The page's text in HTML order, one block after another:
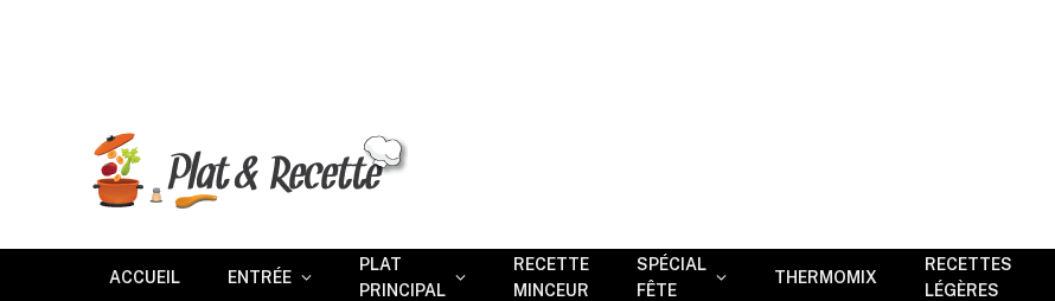
ACCUEIL ENTRÉE
PLAT
PRINCIPAL
RECETTE
MINCEUR
SPÉCIAL
FÊTE
THERMOMIX
RECETTES
LÉGÈRES